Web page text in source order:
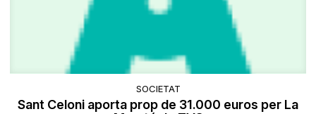
SOCIETAT
Sant Celoni aporta prop de 31.000 euros per La